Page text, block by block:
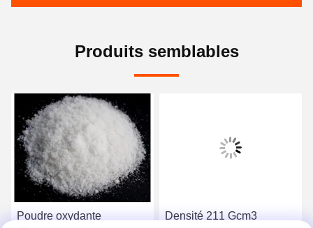
Produits semblables
Poudre oxydante
Densité 211 Gcm3